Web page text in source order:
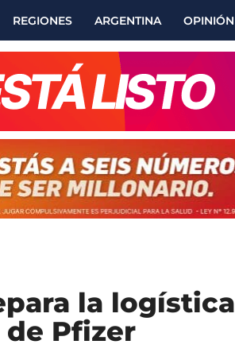
REGIONES ARGENTINA OPINIÓN
la logística
de Pfizer